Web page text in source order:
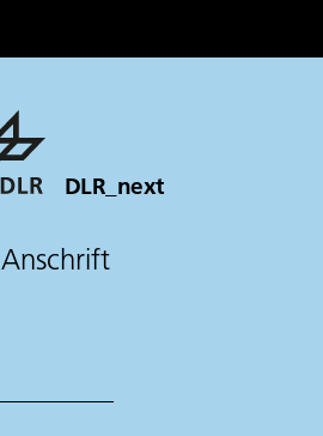
DLR_next
Anschrift